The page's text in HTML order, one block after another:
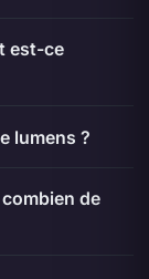
est-ce
lumens ?
de